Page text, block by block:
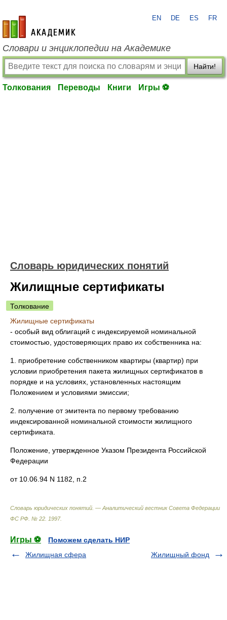
academic.ru
EN DE ES FR
Словари и энциклопедии на Академике
Найти!
Толкования Переводы Книги Игры ⚽
Словарь юридических понятий
Жилищные сертификаты
Толкование
Жилищные сертификаты
- особый вид облигаций с индексируемой номинальной
стоимостью, удостоверяющих право их собственника на:
1. приобретение собственником квартиры (квартир) при
условии приобретения пакета жилищных сертификатов в
порядке и на условиях, установленных настоящим
Положением и условиями эмиссии;
2. получение от эмитента по первому требованию
индексированной номинальной стоимости жилищного
сертификата.
Положение, утвержденное Указом Президента Российской
Федерации
от 10.06.94 N 1182, п.2
Словарь юридических понятий. — Аналитический вестник Совета Федерации
ФС РФ. № 22 1997.
Игры ⚽
Поможем сделать НИР
Жилищная сфера
Жилищный фонд